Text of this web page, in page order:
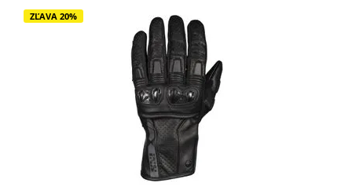
ZĽAVA 20%